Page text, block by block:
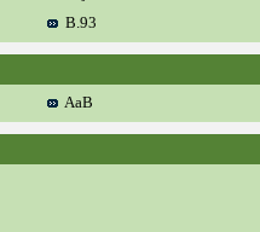
B.93
AaB